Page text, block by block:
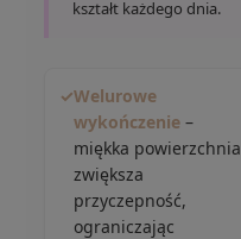
kształt każdego dnia.
✓Welurowe
wykończenie –
miękka powierzchnia
zwiększa
przyczepność,
ograniczając